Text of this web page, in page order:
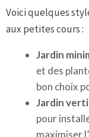
Voici quelques
aux petites cours :
Jardin
et des
bon choix
Jardin
pour
maximiser